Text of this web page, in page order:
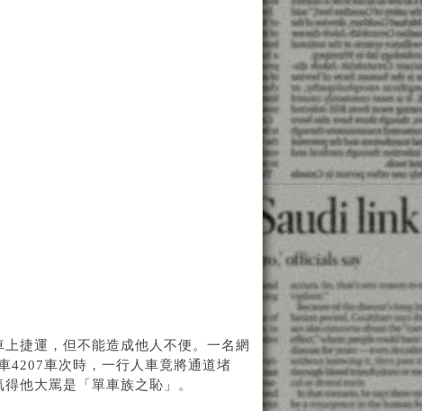
捷運，但不能造成他人不便。一名網
4207車次時，一行人車竟將通道堵
他大罵是「單車族之恥」。